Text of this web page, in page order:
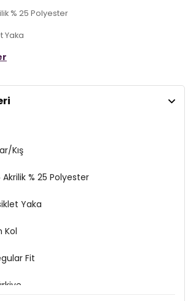
% 25 Polyester
Yaka
Kış
Akrilik % 25 Polyester
Yaka
Kol
Fit